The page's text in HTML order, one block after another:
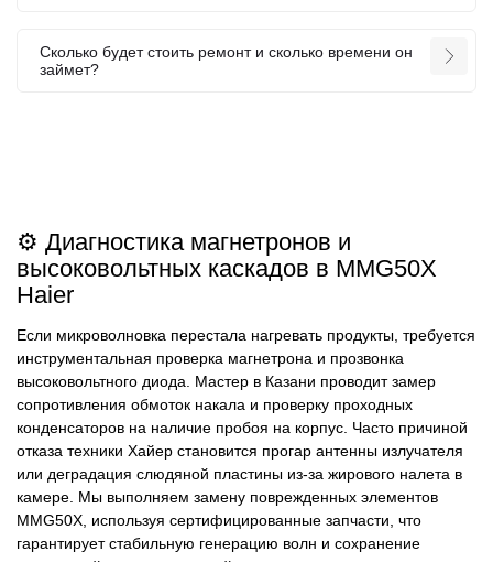
Сколько будет стоить ремонт и сколько времени он
займет?
⚙️ Диагностика магнетронов и
высоковольтных каскадов в MMG50X
Haier
Если микроволновка перестала нагревать продукты, требуется
инструментальная проверка магнетрона и прозвонка
высоковольтного диода. Мастер в Казани проводит замер
сопротивления обмоток накала и проверку проходных
конденсаторов на наличие пробоя на корпус. Часто причиной
отказа техники Хайер становится прогар антенны излучателя
или деградация слюдяной пластины из-за жирового налета в
камере. Мы выполняем замену поврежденных элементов
MMG50X, используя сертифицированные запчасти, что
гарантирует стабильную генерацию волн и сохранение